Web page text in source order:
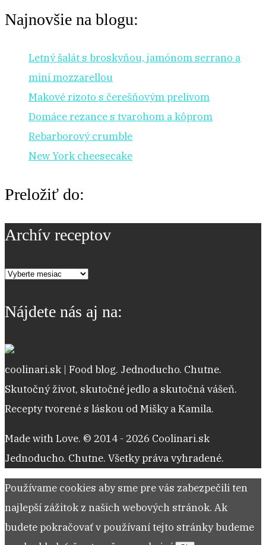
Najnovšie na blogu:
Letný šalát s broskyňou, jamónom serrano a
mini mozzarellou
Makové rizoto s čerešňovým prelivom
Domáce rezance s tvarohom a kôprom
Rebarborový crumble
New York cheesecake
Preložiť do:
Archív receptov
Archív
Nájdete nás aj na:
coolinari.sk | Food blog. Jednoducho. Chutne.
Skutočný život, skutočné jedlo a skutočná vášeň.
Recepty tvorené s láskou od Mišky a Kamila.
Made with Love. © 2014 - 2026 Coolinari.sk
Jednoducho. Chutne. Všetky práva vyhradené.
Používame cookies aby sme pre vás zabezpečili ten
najlepší zážitok z našich webových stránok. Ak
budete pokračovať v používaní tejto stránky budeme